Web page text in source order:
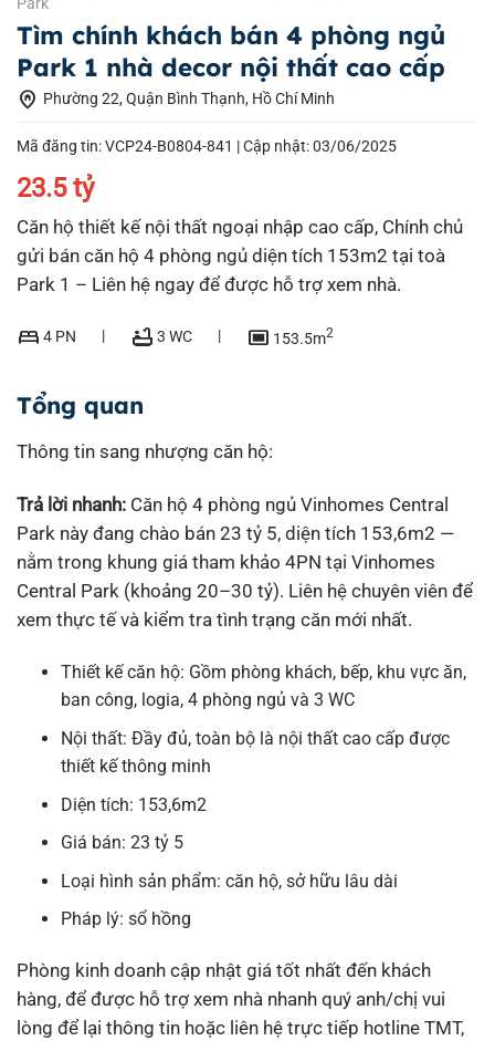
Tìm chính khách bán 4 phòng ngủ
Park 1 nhà decor nội thất cao cấp
home_pin Phường 22, Quận Bình Thạnh, Hồ Chí Minh
Mã đăng tin: VCP24-B0804-841 |Cập nhật: 03/06/2025
23.5 tỷ
Căn hộ thiết kế nội thất ngoại nhập cao cấp, Chính chủ
gửi bán căn hộ 4 phòng ngủ diện tích 153m2 tại toà
Park 1 – Liên hệ ngay để được hỗ trợ xem nhà.
bed 4 PN bathtub 3 WC capture 153.5m2
Tổng quan
Thông tin sang nhượng căn hộ:
Trả lời nhanh: Căn hộ 4 phòng ngủ Vinhomes Central
Park này đang chào bán 23 tỷ 5, diện tích 153,6m2 —
nằm trong khung giá tham khảo 4PN tại Vinhomes
Central Park (khoảng 20–30 tỷ). Liên hệ chuyên viên để
xem thực tế và kiểm tra tình trạng căn mới nhất.
Thiết kế căn hộ: Gồm phòng khách, bếp, khu vực ăn,
ban công, logia, 4 phòng ngủ và 3 WC
Nội thất: Đầy đủ, toàn bộ là nội thất cao cấp được
thiết kế thông minh
Diện tích: 153,6m2
Giá bán: 23 tỷ 5
Loại hình sản phẩm: căn hộ, sở hữu lâu dài
Pháp lý: sổ hồng
Phòng kinh doanh cập nhật giá tốt nhất đến khách
hàng, để được hỗ trợ xem nhà nhanh quý anh/chị vui
lòng để lại thông tin hoặc liên hệ trực tiếp hotline TMT,